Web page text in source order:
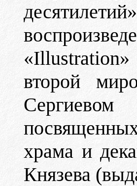
«Illustration»
второй
храма и
Князева